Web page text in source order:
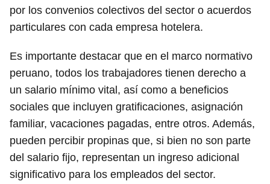
por los convenios colectivos del sector o acuerdos
particulares con cada empresa hotelera.
Es importante destacar que en el marco normativo
peruano, todos los trabajadores tienen derecho a
un salario mínimo vital, así como a beneficios
sociales que incluyen gratificaciones, asignación
familiar, vacaciones pagadas, entre otros. Además,
pueden percibir propinas que, si bien no son parte
del salario fijo, representan un ingreso adicional
significativo para los empleados del sector.